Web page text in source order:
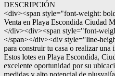
DESCRIPCIÓN
<div><span style="font-weight:
Venta en Playa Escondida Ciudad
</div><div><span style="font-
</span></div><div style="line-
para construir tu casa o realizar una
Estos lotes en Playa Escondida,
excelente oportunidad por su
medidas y alto potencial de